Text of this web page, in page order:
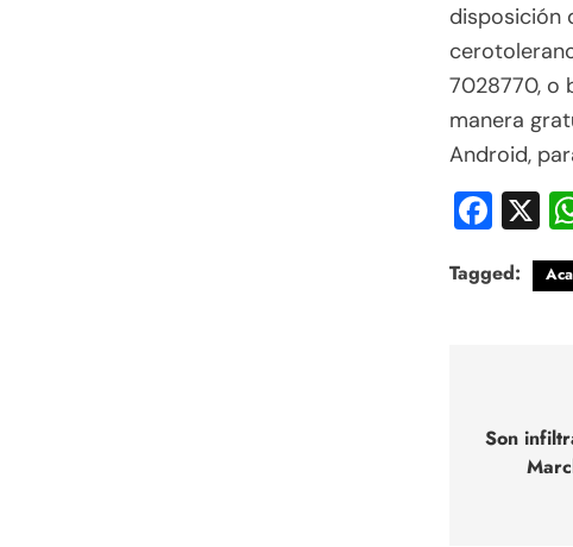
disposición
7028770, o
manera
Android,
X
Tagged:
de
Son